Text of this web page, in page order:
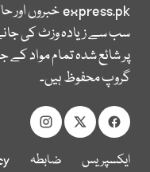
express.pkخبروں اور
سب سے زیادہ وزٹ کی
پر شائع شدہ تمام مواد
گروپ محفوظ ہیں۔
ایکسپریس
ضابطہ